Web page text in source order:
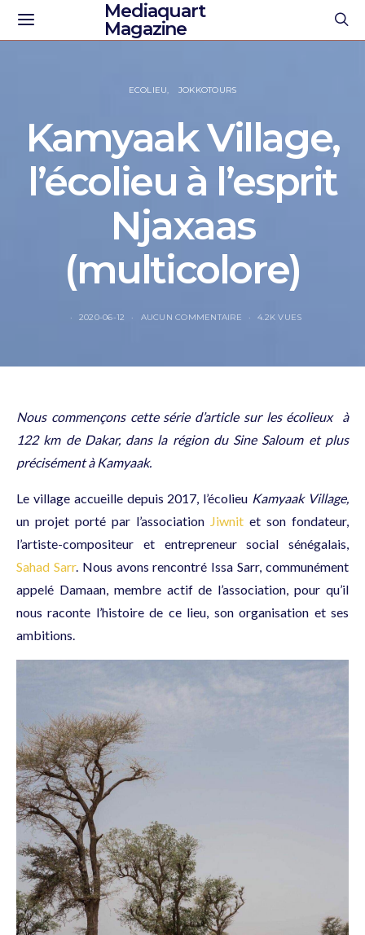
Mediaquart
Magazine
ECOLIEU JOKKOTOURS
Kamyaak Village,
l’écolieu à l’esprit
Njaxaas
(multicolore)
2020-06-12 AUCUN COMMENTAIRE 4.2K VUES
Nous commençons cette série d’article sur les écolieuxà
122 km de Dakar, dans la région du Sine Saloum et plus
précisément à Kamyaak.
Le village accueille depuis 2017, l’écolieu Kamyaak Village,
un projet porté par l’association Jiwnit et son fondateur,
l’artiste-compositeur et entrepreneur social sénégalais,
Sahad Sarr. Nous avons rencontré Issa Sarr, communément
appelé Damaan, membre actif de l’association, pour qu’il
nous raconte l’histoire de ce lieu, son organisation et ses
ambitions.